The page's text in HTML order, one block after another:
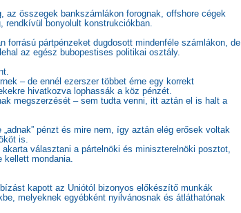
összegek bankszámlákon forognak, offshore cégek
bonyolult konstrukciókban.
pártpénzeket dugdosott mindenféle számlákon, de
az egész bubopestises politikai osztály.
– de ennél ezerszer többet érne egy korrekt
hivatkozva lophassák a köz pénzét.
megszerzését – sem tudta venni, itt aztán el is halt a
pénzt és mire nem, így aztán elég erősek voltak
is.
választani a pártelnöki és miniszterelnöki posztot,
mondania.
kapott az Uniótól bizonyos előkészítő munkák
melyeknek egyébként nyilvánosnak és átláthatónak